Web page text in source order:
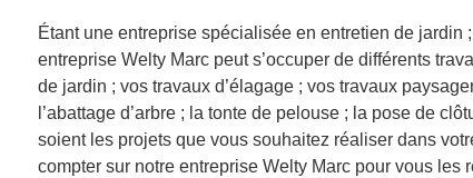
Étant une entreprise spécialisée en entretien de jardin
entreprise Welty Marc peut s’occuper de différents
de jardin ; vos travaux d’élagage ; vos travaux
l’abattage d’arbre ; la tonte de pelouse ; la pose de
soient les projets que vous souhaitez réaliser dans
compter sur notre entreprise Welty Marc pour vous les